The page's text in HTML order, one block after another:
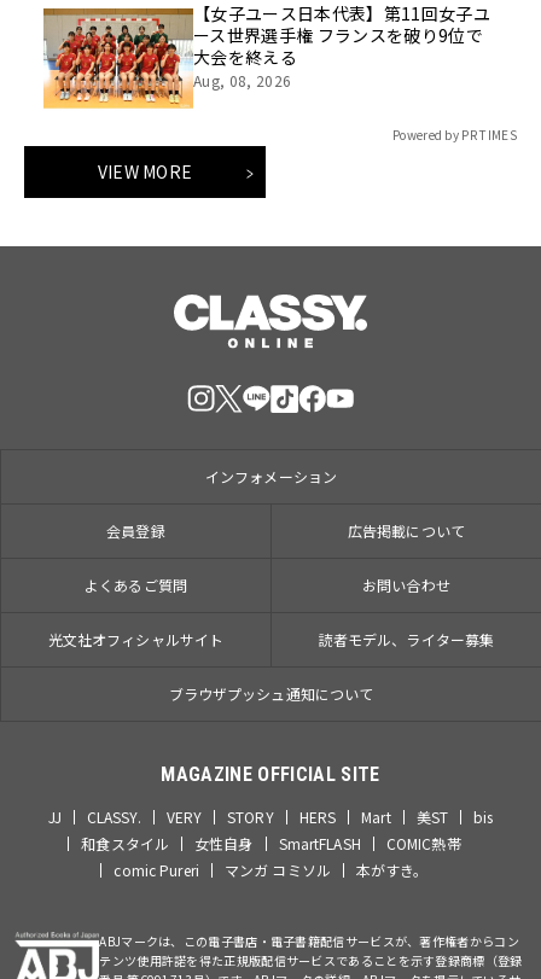
【女子ユース日本代表】第11回女子ユ
ース世界選手権 フランスを破り9位で
大会を終える
Aug, 08, 2026
Powered by PR TIMES
VIEW MORE
インフォメーション
会員登録 広告掲載について
よくあるご質問 お問い合わせ
光文社オフィシャルサイト 読者モデル、ライター募集
ブラウザプッシュ通知について
MAGAZINE OFFICIAL SITE
JJ CLASSY. VERY STORY HERS Mart 美ST
bis
和食スタイル
女性自身 SmartFLASH
COMIC熱帯
comic Pureri
マンガ コミソル 本がすき。
ABJマークは、この電子書店・電子書籍配信サービスが、著作権者からコン
テンツ使用許諾を得た正規版配信サービスであることを示す登録商標（登録